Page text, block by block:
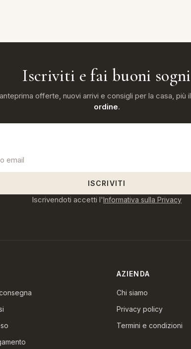
Iscriviti e fai buoni sogni
offerte, nuovi arrivi e consigli per la casa, più il
ordine.
ISCRIVITI
Iscrivendoti accetti l'Informativa sulla Privacy
AZIENDA
Chi siamo
Privacy policy
Termini e condizioni